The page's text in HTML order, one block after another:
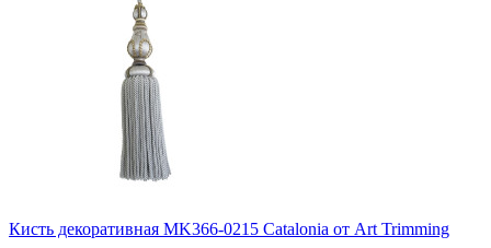
Кисть декоративная MK366-0215 Catalonia от Art Trimming